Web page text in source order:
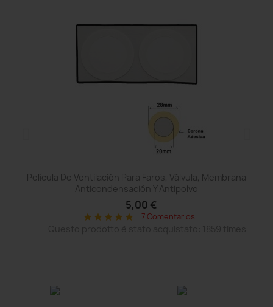
Película De Ventilación Para Faros, Válvula, Membrana
Anticondensación Y Antipolvo
5,00 €
star star star star star 7 Comentarios